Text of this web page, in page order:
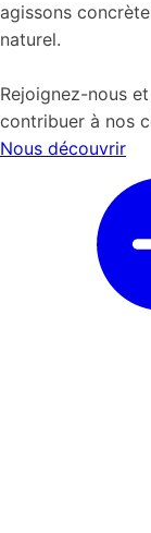
agissons
naturel.
Rejoignez-nous
contribuer à nos
Nous découvrir